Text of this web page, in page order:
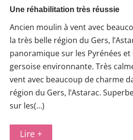
Une réhabilitation très réussie
Ancien moulin à vent avec
la très belle région du Gers,
panoramique sur les Pyrénées et
gersoise environnante. Très
vent avec beaucoup de charme
région du Gers, l’Astarac.
sur les(…)
Lire +